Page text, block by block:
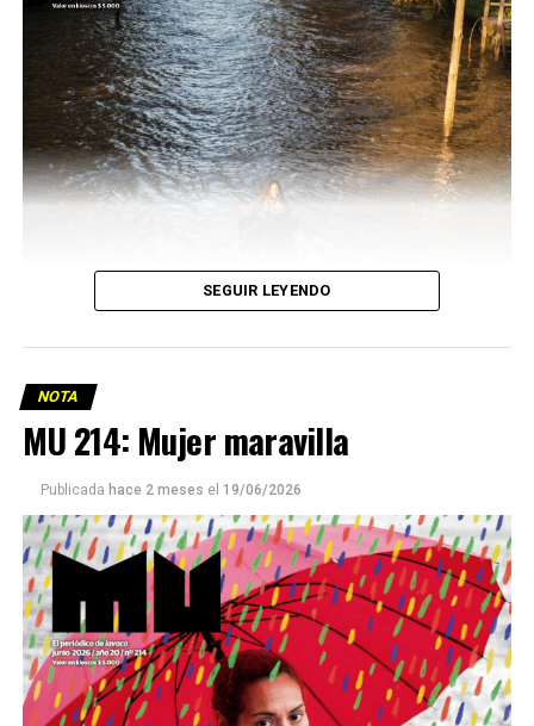
Este número 215 de MU ☝️viene con doble tapa, que
podría ser una frase:
Sin chamuyo, a remarla.
SEGUIR LEYENDO
NOTA
MU 214: Mujer maravilla
Publicada hace 2 meses el 19/06/2026